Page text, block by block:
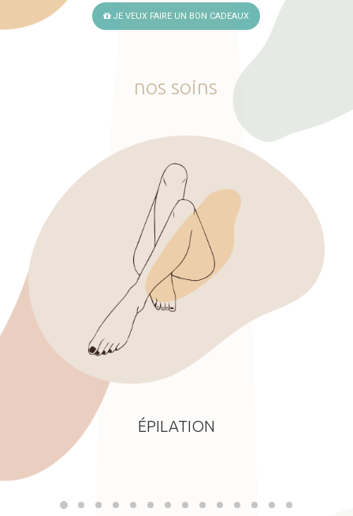
JE VEUX FAIRE UN BON CADEAUX
nos soins
ÉPILATION